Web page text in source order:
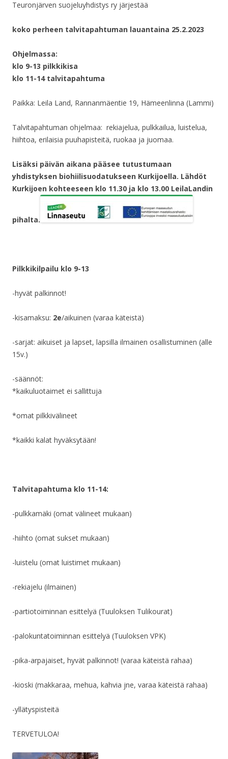
Teuronjärven suojeluyhdistys ry järjestää
koko perheen talvitapahtuman lauantaina 25.2.2023
Ohjelmassa:
klo 9-13 pilkkikisa
klo 11-14 talvitapahtuma
Paikka: Leila Land, Rannanmäentie 19, Hämeenlinna (Lammi)
Talvitapahtuman ohjelmaa: rekiajelua, pulkkailua, luistelua,
hiihtoa, erilaisia puuhapisteitä, ruokaa ja juomaa.
Lisäksi päivän aikana pääsee tutustumaan
yhdistyksen biohiilisuodatukseen Kurkijoella. Lähdöt
Kurkijoen kohteeseen klo 11.30 ja klo 13.00 LeilaLandin
pihalta.
Pilkkikilpailu klo 9-13
-hyvät palkinnot!
-kisamaksu: 2e/aikuinen (varaa käteistä)
-sarjat: aikuiset ja lapset, lapsilla ilmainen osallistuminen (alle
15v.)
-säännöt:
*kaikuluotaimet ei sallittuja
*omat pilkkivälineet
*kaikki kalat hyväksytään!
Talvitapahtuma klo 11-14:
-pulkkamäki (omat välineet mukaan)
-hiihto (omat sukset mukaan)
-luistelu (omat luistimet mukaan)
-rekiajelu (ilmainen)
-partiotoiminnan esittelyä (Tuuloksen Tulikourat)
-palokuntatoiminnan esittelyä (Tuuloksen VPK)
-pika-arpajaiset, hyvät palkinnot! (varaa käteistä rahaa)
-kioski (makkaraa, mehua, kahvia jne, varaa käteistä rahaa)
-yllätyspisteitä
TERVETULOA!